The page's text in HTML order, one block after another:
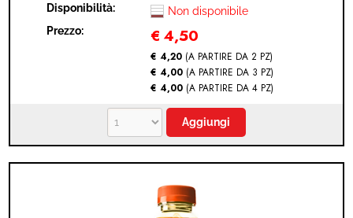
Disponibilità:
Non disponibile
Prezzo:
€ 4,50
€ 4,20 (A PARTIRE DA 2 PZ)
€ 4,00 (A PARTIRE DA 3 PZ)
€ 4,00 (A PARTIRE DA 4 PZ)